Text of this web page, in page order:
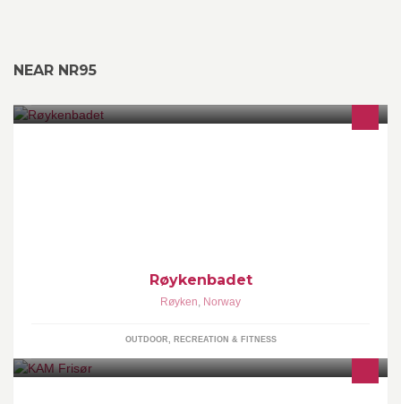
NEAR NR95
Røykenbadet
Røyken, Norway
OUTDOOR, RECREATION & FITNESS